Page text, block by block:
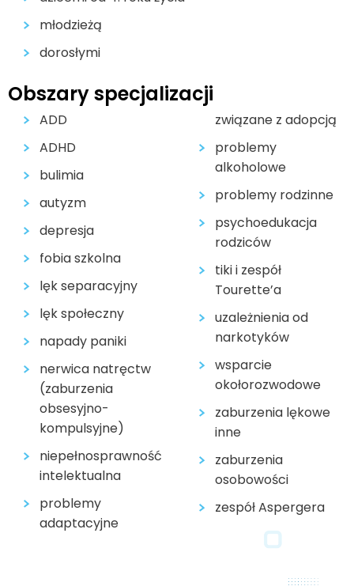
młodzieżą
dorosłymi
Obszary specjalizacji
ADD
ADHD
bulimia
autyzm
depresja
fobia szkolna
lęk separacyjny
lęk społeczny
napady paniki
nerwica natręctw
(zaburzenia
obsesyjno-
kompulsyjne)
niepełnosprawność
intelektualna
problemy
adaptacyjne
związane z adopcją
problemy
alkoholowe
problemy rodzinne
psychoedukacja
rodziców
tiki i zespół
Tourette’a
uzależnienia od
narkotyków
wsparcie
okołorozwodowe
zaburzenia lękowe
inne
zaburzenia
osobowości
zespół Aspergera